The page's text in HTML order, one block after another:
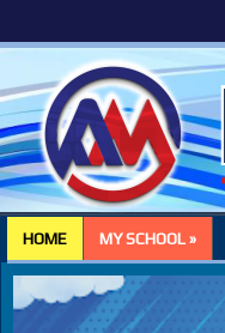
HOME MY SCHOOL »